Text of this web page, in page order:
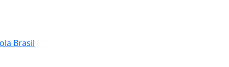
Brasil